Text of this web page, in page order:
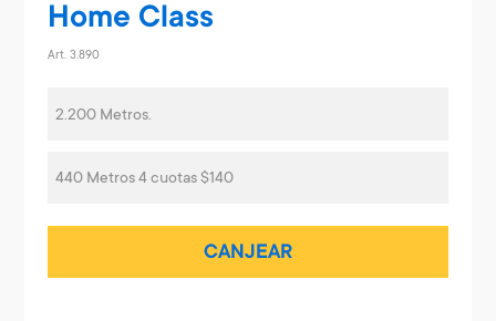
Home Class
Art. 3.890
2.200 Metros.
440 Metros 4 cuotas $140
CANJEAR